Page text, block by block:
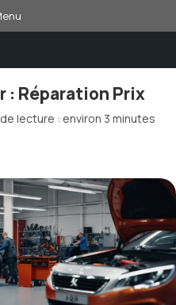
: Réparation Prix
lecture : environ 3 minutes